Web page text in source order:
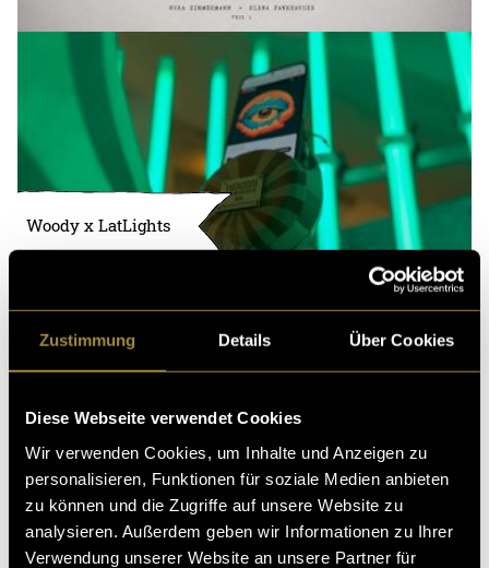
Zustimmung Details Über Cookies
Diese Webseite verwendet Cookies
Wir verwenden Cookies, um Inhalte und Anzeigen zu
personalisieren, Funktionen für soziale Medien anbieten
zu können und die Zugriffe auf unsere Website zu
analysieren. Außerdem geben wir Informationen zu Ihrer
Verwendung unserer Website an unsere Partner für
Woody x LatLights